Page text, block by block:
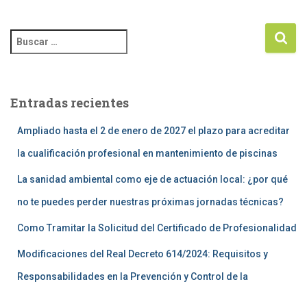
Entradas recientes
Ampliado hasta el 2 de enero de 2027 el plazo para acreditar
la cualificación profesional en mantenimiento de piscinas
La sanidad ambiental como eje de actuación local: ¿por qué
no te puedes perder nuestras próximas jornadas técnicas?
Como Tramitar la Solicitud del Certificado de Profesionalidad
Modificaciones del Real Decreto 614/2024: Requisitos y
Responsabilidades en la Prevención y Control de la